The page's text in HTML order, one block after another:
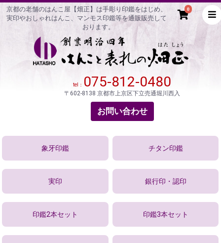
0
京都の老舗のはんこ屋【畑正】は手彫り印鑑をはじめ、
実印やおしゃれはんこ、マンモス印鑑等を通販販売して
おります。
tel： 075-812-0480
〒602-8138 京都市上京区下立売通堀川西入
お問い合わせ
象牙印鑑 チタン印鑑
実印 銀行印・認印
印鑑2本セット 印鑑3本セット